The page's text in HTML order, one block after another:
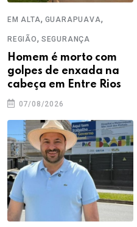
EM ALTA, GUARAPUAVA,
REGIÃO, SEGURANÇA
Homem é morto com
golpes de enxada na
cabeça em Entre Rios
07/08/2026